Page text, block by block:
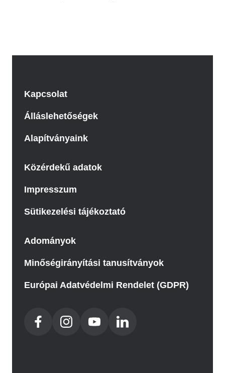
Kapcsolat
Álláslehetőségek
Alapítványaink
Közérdekű adatok
Impresszum
Sütikezelési tájékoztató
Adományok
Minőségirányítási tanusítványok
Európai Adatvédelmi Rendelet (GDPR)